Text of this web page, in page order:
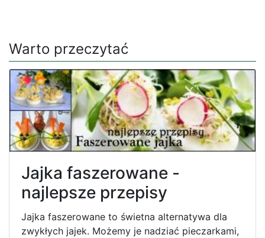
Warto przeczytać
Jajka faszerowane -
najlepsze przepisy
Jajka faszerowane to świetna alternatywa dla
zwykłych jajek. Możemy je nadziać pieczarkami,